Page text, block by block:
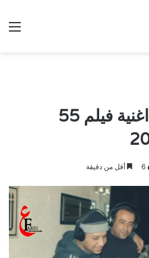
كواليس تسجيل اغنية فيلم 55
6 أقل من دقيقة